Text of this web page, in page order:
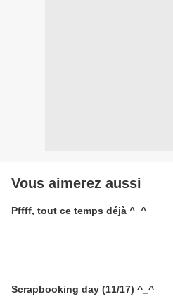
Vous aimerez aussi
Pffff, tout ce temps déjà ^_^
Scrapbooking day (11/17) ^_^